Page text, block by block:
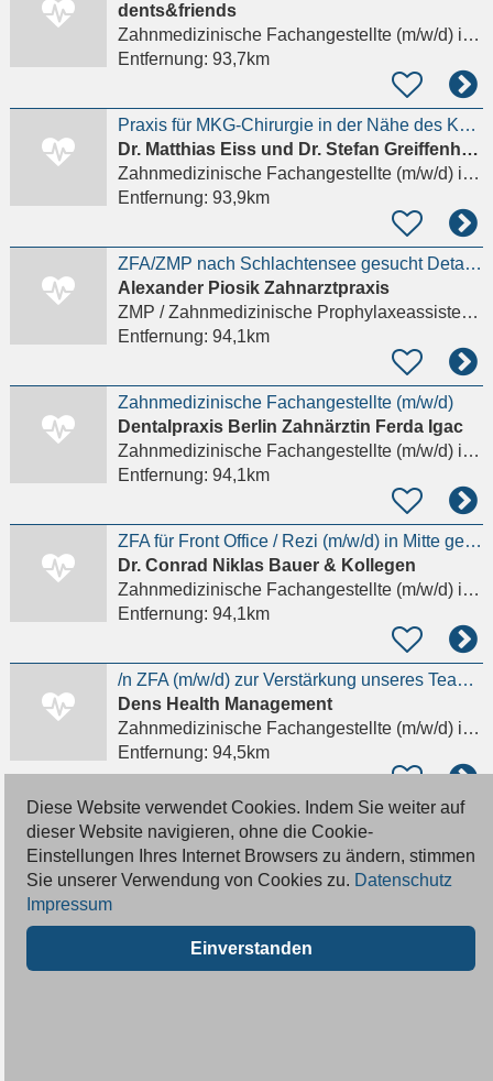
dents&friends
Zahnmedizinische Fachangestellte (m/w/d)in Berlin
Entfernung: 93,7km
Praxis für MKG-Chirurgie in der Nähe des KaDeWe sucht engagierte ZFA (M/W/D) Details anzeigen
Dr. Matthias Eiss und Dr. Stefan Greiffenhagen
Zahnmedizinische Fachangestellte (m/w/d)in Berlin
Entfernung: 93,9km
ZFA/ZMP nach Schlachtensee gesucht Details anzeigen
Alexander Piosik Zahnarztpraxis
ZMP / Zahnmedizinische Prophylaxeassistenz (m/w/d)
Entfernung: 94,1km
Zahnmedizinische Fachangestellte (m/w/d)
Dentalpraxis Berlin Zahnärztin Ferda Igac
Zahnmedizinische Fachangestellte (m/w/d)in Berlin
Entfernung: 94,1km
ZFA für Front Office / Rezi (m/w/d) in Mitte gesucht Details anzeigen
Dr. Conrad Niklas Bauer & Kollegen
Zahnmedizinische Fachangestellte (m/w/d)in Berlin, Prenzlauer Berg
Entfernung: 94,1km
/n ZFA (m/w/d) zur Verstärkung unseres Teams Details anzeigen
Dens Health Management
Zahnmedizinische Fachangestellte (m/w/d)in Berlin
Entfernung: 94,5km
Zahnmedizinische Fachangestellte (m/w/d) gesucht Details anzeigen
Zahnarztpraxis Serpil Hartfiel
Zahnmedizinische Fachangestellte (m/w/d)in Berlin, Prenzlauer Berg
Entfernung:94,6km
Diese Website verwendet Cookies. Indem Sie weiter auf
dieser Website navigieren, ohne die Cookie-
Einstellungen Ihres Internet Browsers zu ändern, stimmen
Sie unserer Verwendung von Cookies zu. Datenschutz
Impressum
Einverstanden